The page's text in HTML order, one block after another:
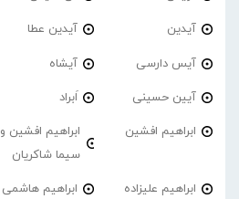
آیدین آیدین عطا
آیس دارسی آیشاه
آیین حسینی اَبراد
ابراهیم افشین
ابراهیم افشین و
سیما شاکریان
ابراهیم علیزاده ابراهیم هاشمی